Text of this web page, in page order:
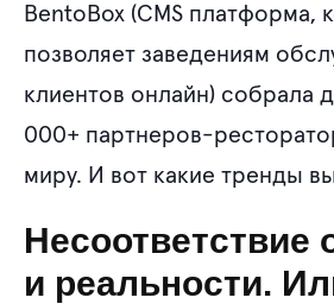
BentoBox (CMS платформа,
позволяет заведениям
клиентов онлайн) собрала
000+ партнеров-
миру. И вот какие тренды
Несоответствие
и реальности.